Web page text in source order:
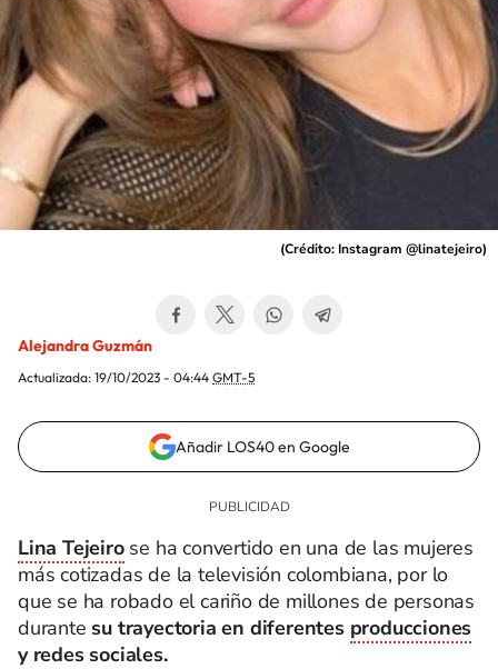
(Crédito: Instagram @linatejeiro)
Alejandra Guzmán
Actualizada: 19/10/2023 - 04:44 GMT-5
Añadir LOS40 en Google
Lina Tejeirose ha convertido en una de las mujeres
más cotizadas de la televisión colombiana, por lo
que se ha robado el cariño de millones de personas
durante su trayectoria en diferentes producciones
y redes sociales.